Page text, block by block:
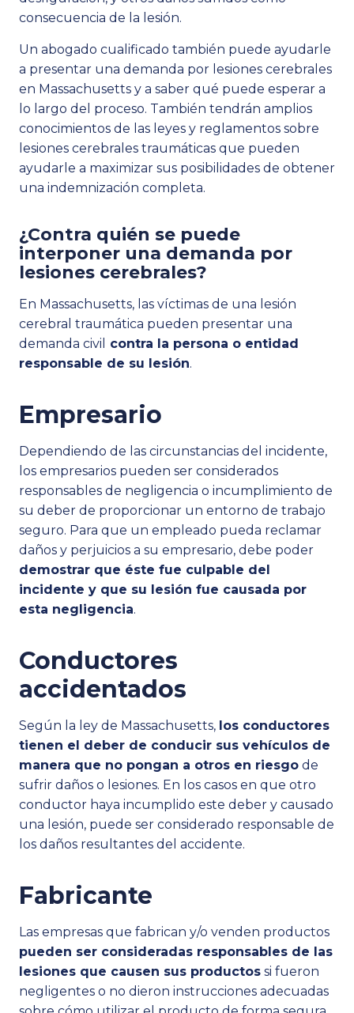
consecuencia de la lesión.
Un abogado cualificado también puede ayudarle
a presentar una demanda por lesiones cerebrales
en Massachusetts y a saber qué puede esperar a
lo largo del proceso. También tendrán amplios
conocimientos de las leyes y reglamentos sobre
lesiones cerebrales traumáticas que pueden
ayudarle a maximizar sus posibilidades de obtener
una indemnización completa.
¿Contra quién se puede
interponer una demanda por
lesiones cerebrales?
En Massachusetts, las víctimas de una lesión
cerebral traumática pueden presentar una
demanda civil
contra la persona o entidad
responsable de su lesión.
Empresario
Dependiendo de las circunstancias del incidente,
los empresarios pueden ser considerados
responsables de negligencia o incumplimiento de
su deber de proporcionar un entorno de trabajo
seguro. Para que un empleado pueda reclamar
daños y perjuicios a su empresario, debe poder
demostrar que éste fue culpable del
incidente y que su lesión fue causada por
esta negligencia.
Conductores
accidentados
Según la ley de Massachusetts, los conductores
tienen el deber de conducir sus vehículos de
manera que no pongan a otros en riesgo de
sufrir daños o lesiones. En los casos en que otro
conductor haya incumplido este deber y causado
una lesión, puede ser considerado responsable de
los daños resultantes del accidente.
Fabricante
Las empresas que fabrican y/o venden productos
pueden ser consideradas responsables de las
lesiones que causen sus productos si fueron
negligentes o no dieron instrucciones adecuadas